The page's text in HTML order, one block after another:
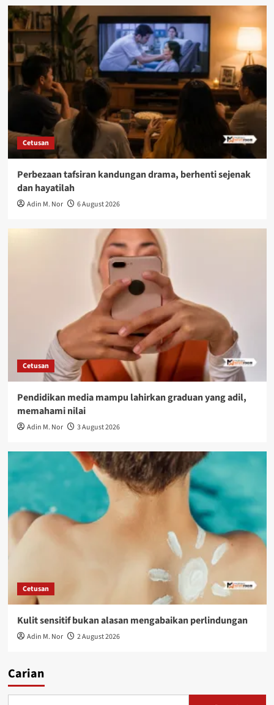
Cetusan
Perbezaan tafsiran kandungan drama, berhenti sejenak
dan hayatilah
Adin M. Nor 6 August 2026
Cetusan
Pendidikan media mampu lahirkan graduan yang adil,
memahami nilai
Adin M. Nor 3 August 2026
Cetusan
Kulit sensitif bukan alasan mengabaikan perlindungan
Adin M. Nor 2 August 2026
Carian